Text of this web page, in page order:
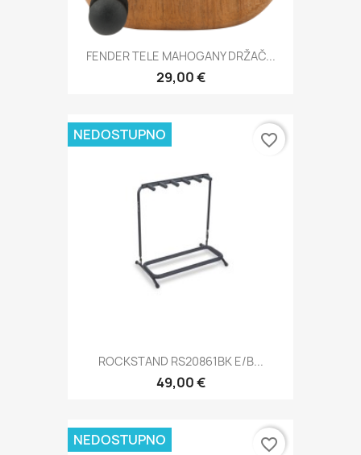
FENDER TELE MAHOGANY DRŽAČ...
29,00 €
ROCKSTAND RS20861BK E/B...
49,00 €
NEDOSTUPNO favorite_border
NEDOSTUPNO favorite_border